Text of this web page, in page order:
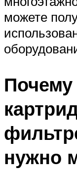
можете
нужно